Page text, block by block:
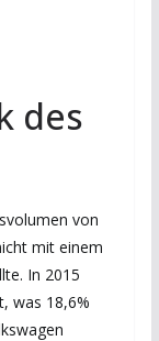
des
von
mit einem
In 2015
was 18,6%